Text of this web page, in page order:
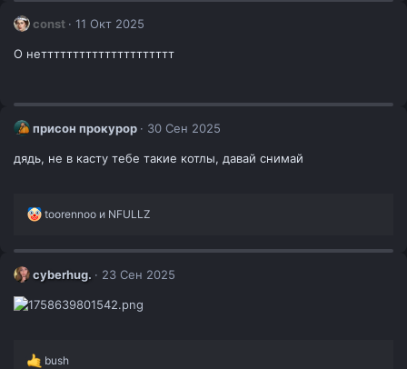
const 11 Окт 2025
О неттттттттттттттттттттт
присон прокурор 30 Сен 2025
дядь, не в касту тебе такие котлы, давай снимай
Р
к
ц
и
toorennoo и NFULLZ
cyberhug. 23 Сен 2025
Р
bush